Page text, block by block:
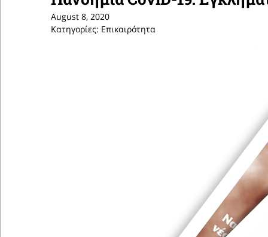
August 8, 2020
Κατηγορίες: Επικαιρότητα